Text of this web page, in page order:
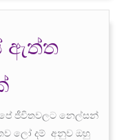
ඇත්ත
ජීවිතවලට නෙල්සන්
ලෝ දම් අනුව ඔහු